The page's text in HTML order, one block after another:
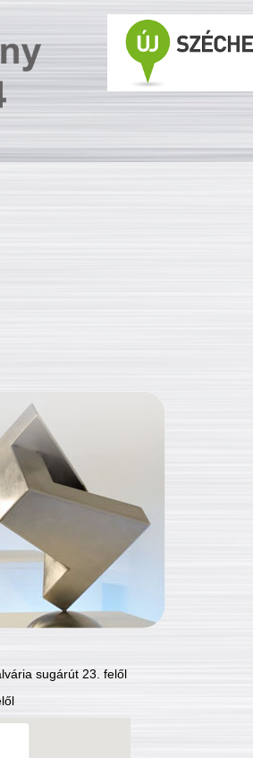
sugárút 23. felől